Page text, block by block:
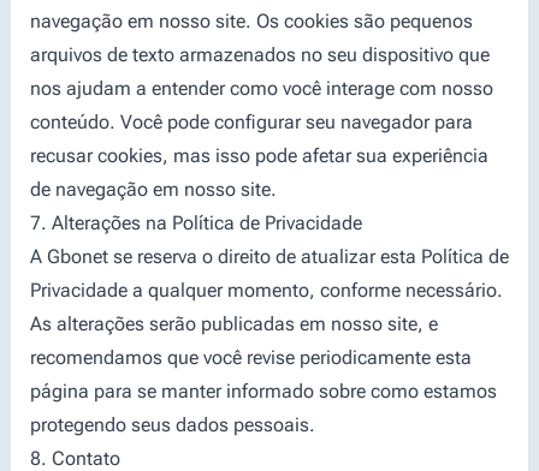
navegação em nosso site. Os cookies são pequenos
arquivos de texto armazenados no seu dispositivo que
nos ajudam a entender como você interage com nosso
conteúdo. Você pode configurar seu navegador para
recusar cookies, mas isso pode afetar sua experiência
de navegação em nosso site.
7. Alterações na Política de Privacidade
A Gbonet se reserva o direito de atualizar esta Política de
Privacidade a qualquer momento, conforme necessário.
As alterações serão publicadas em nosso site, e
recomendamos que você revise periodicamente esta
página para se manter informado sobre como estamos
protegendo seus dados pessoais.
8. Contato